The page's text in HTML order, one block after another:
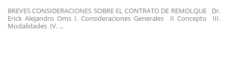
BREVES CONSIDERACIONES SOBRE EL CONTRATO DE REMOLQUE Dr.
Erick Alejandro Oms I. Consideraciones Generales II Concepto III.
Modalidades IV. ...